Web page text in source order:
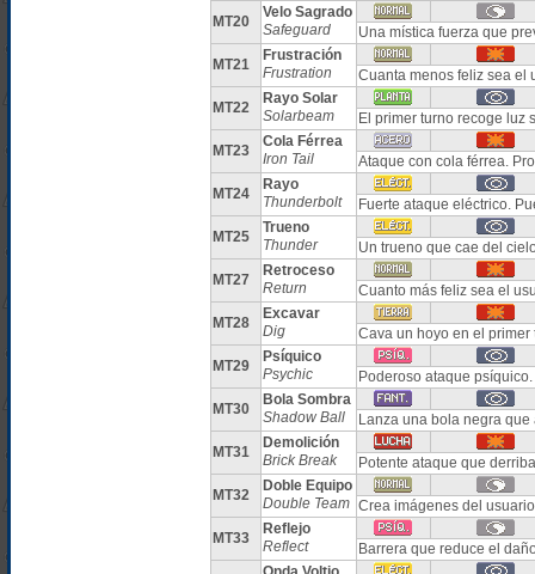
MT20
Velo Sagrado
Safeguard
Una mística fuerza que
MT21
Frustración
Frustration
Cuanta menos feliz sea el
MT22
Rayo Solar
Solarbeam
El primer turno recoge luz
MT23
Cola Férrea
Iron Tail
Ataque con cola férrea.
MT24
Rayo
Thunderbolt
Fuerte ataque eléctrico.
MT25
Trueno
Thunder
Un trueno que cae del
MT27
Retroceso
Return
Cuanto más feliz sea el
MT28
Excavar
Dig
Cava un hoyo en el
MT29
Psíquico
Psychic
Poderoso ataque
MT30
Bola Sombra
Shadow Ball
Lanza una bola negra
MT31
Demolición
Brick Break
Potente ataque que
MT32
Doble Equipo
Double Team Crea imágenes del
MT33
Reflejo
Reflect
Barrera que reduce el